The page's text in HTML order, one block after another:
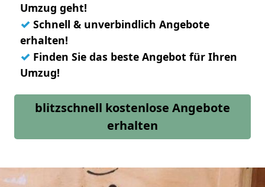
Umzug geht!
✓ Schnell & unverbindlich Angebote
erhalten!
✓ Finden Sie das beste Angebot für Ihren
Umzug!
blitzschnell kostenlose Angebote
erhalten